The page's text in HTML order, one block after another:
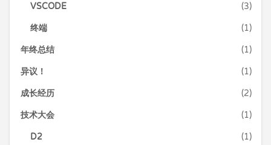
VSCODE (3)
终端 (1)
年终总结 (1)
异议！ (1)
成长经历 (2)
技术大会 (1)
D2 (1)